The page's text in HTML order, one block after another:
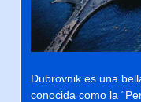
Dubrovnik es una
conocida como la